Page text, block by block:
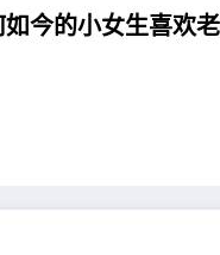
如今的小女生喜欢